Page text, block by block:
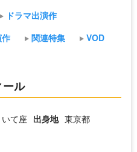
ドラマ出演作
関連特集 VOD
ール
いて座 出身地 東京都